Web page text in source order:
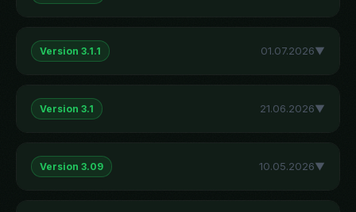
Version 3.1.1 01.07.2026▼
Version 3.1 21.06.2026▼
Version 3.09 10.05.2026▼